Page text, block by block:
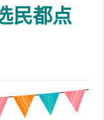
民都点